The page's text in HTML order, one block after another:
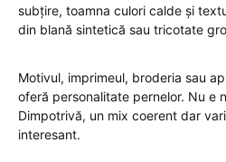
subțire, toamna culori calde și
din blană sintetică sau tricotate
Motivul, imprimeul, broderia sau
oferă personalitate pernelor. Nu e
Dimpotrivă, un mix coerent dar
interesant.